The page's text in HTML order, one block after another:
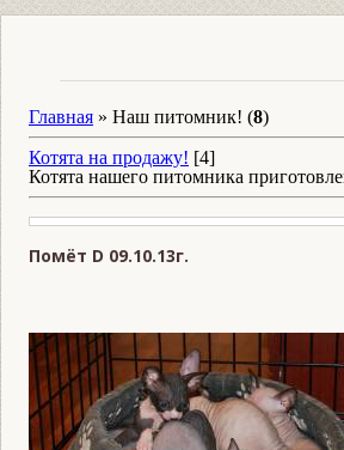
Главная » Наш питомник! (8)
Котята на продажу! [4]
Котята нашего питомника
1322
Помёт D 09.10.13г.